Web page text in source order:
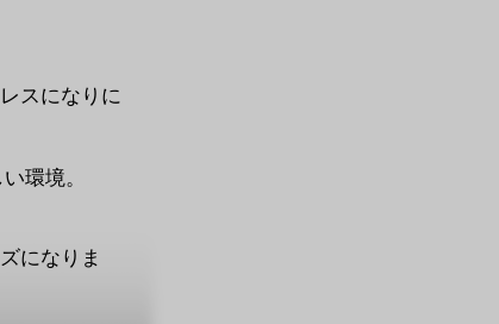
スになりに
環境。
になりま